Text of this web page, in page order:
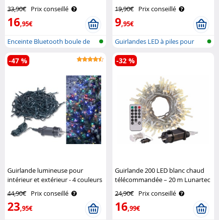
33,90€ Prix conseillé
16,95€
Enceinte Bluetooth boule de
Noël av..
19,90€ Prix conseillé
9,95€
Guirlandes LED à piles pour
intérie..
Guirlande lumineuse pour
intérieur et extérieur - 4 couleurs
44,90€ Prix conseillé
23,95€
-47 %
Guirlande 200 LED blanc chaud
télécommandée – 20 m Lunartec
24,90€ Prix conseillé
16,99€
-32 %